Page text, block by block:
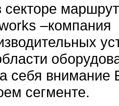
–компания
себя
сегменте.